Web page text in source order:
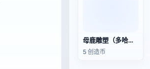
母鹿雕塑（多哈伊斯兰艺术博物馆）
5 创造币